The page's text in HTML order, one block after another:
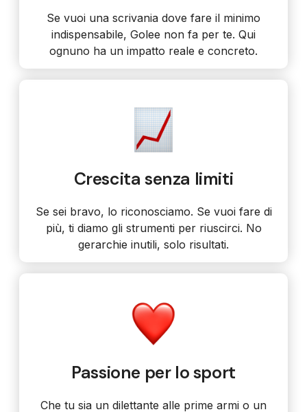
Se vuoi una scrivania dove fare il minimo
indispensabile, Golee non fa per te. Qui
ognuno ha un impatto reale e concreto.
Crescita senza limiti
Se sei bravo, lo riconosciamo. Se vuoi fare di
più, ti diamo gli strumenti per riuscirci. No
gerarchie inutili, solo risultati.
Passione per lo sport
Che tu sia un dilettante alle prime armi o un